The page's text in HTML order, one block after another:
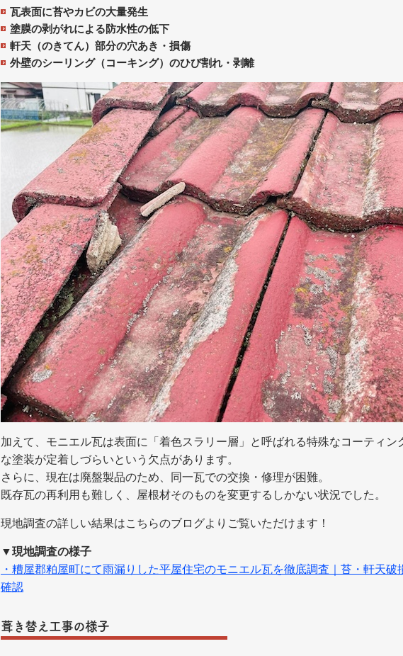
瓦表面に苔やカビの大量発生
塗膜の剥がれによる防水性の低下
軒天（のきてん）部分の穴あき・損傷
外壁のシーリング（コーキング）のひび割れ・剥離
加えて、モニエル瓦は表面に「着色スラリー層」と呼ばれる特殊なコーティン
な塗装が定着しづらいという欠点があります。
さらに、現在は廃盤製品のため、同一瓦での交換・修理が困難。
既存瓦の再利用も難しく、屋根材そのものを変更するしかない状況でした。
現地調査の詳しい結果はこちらのブログよりご覧いただけます！
▼現地調査の様子
・糟屋郡粕屋町にて雨漏りした平屋住宅のモニエル瓦を徹底調査｜苔・軒天
確認
葺き替え工事の様子